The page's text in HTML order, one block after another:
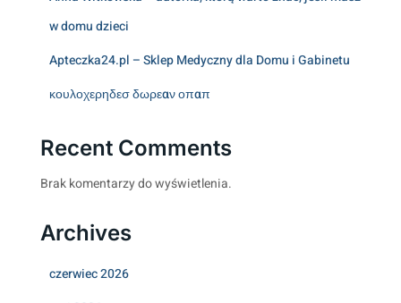
w domu dzieci
Apteczka24.pl – Sklep Medyczny dla Domu i Gabinetu
κουλοχερηδεσ δωρεαν οπαπ
Recent Comments
Brak komentarzy do wyświetlenia.
Archives
czerwiec 2026